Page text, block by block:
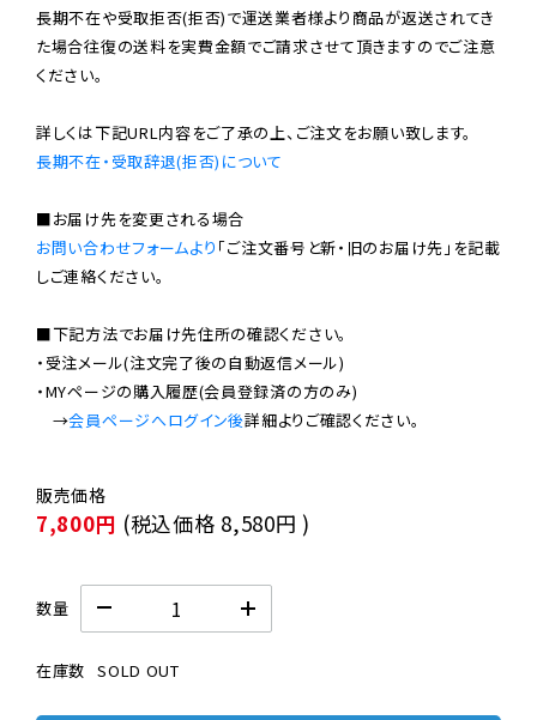
長期不在や受取拒否(拒否)で運送業者様より商品が返送されてき
た場合往復の送料を実費金額でご請求させて頂きますのでご注意
ください。
長期不在・受取辞退(拒否)について
お問い合わせフォームより 「ご注文番号と新・旧のお届け先」を記載
しご連絡ください。
■下記方法でお届け先住所の確認ください。
・受注メール(注文完了後の自動返信メール)
・MYページの購入履歴(会員登録済の方のみ)
→会員ページへログイン後
7,800円 (税込価格 8,580円 )
数量
在庫数 SOLD OUT